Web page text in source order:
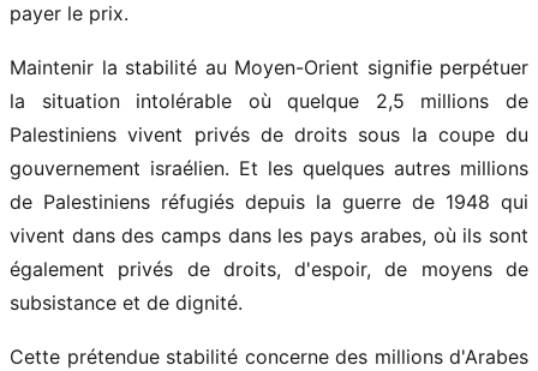
payer le prix.
Maintenir la stabilité au Moyen-Orient signifie perpétuer
la situation intolérable où quelque 2,5 millions de
Palestiniens vivent privés de droits sous la coupe du
gouvernement israélien. Et les quelques autres millions
de Palestiniens réfugiés depuis la guerre de 1948 qui
vivent dans des camps dans les pays arabes, où ils sont
également privés de droits, d'espoir, de moyens de
subsistance et de dignité.
Cette prétendue stabilité concerne des millions d'Arabes